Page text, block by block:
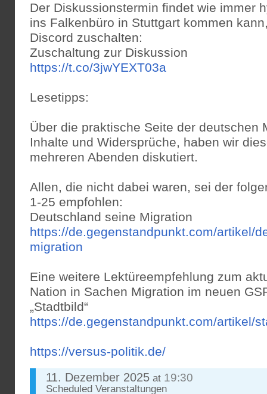
Der Diskussionstermin findet wie immer
ins Falkenbüro in Stuttgart kommen
Discord zuschalten:
Zuschaltung zur Diskussion
https://t.co/3jwYEXT03a
Lesetipps:
Über die praktische Seite der deutschen
Inhalte und Widersprüche, haben wir
mehreren Abenden diskutiert.
Allen, die nicht dabei waren, sei der
1-25 empfohlen:
Deutschland seine Migration
https://de.gegenstandpunkt.com/artikel/
migration
Eine weitere Lektüreempfehlung zum
Nation in Sachen Migration im neuen
„Stadtbild“
https://de.gegenstandpunkt.com/artikel/
https://versus-politik.de/
11. Dezember 2025 at 19:30
Scheduled Veranstaltungen